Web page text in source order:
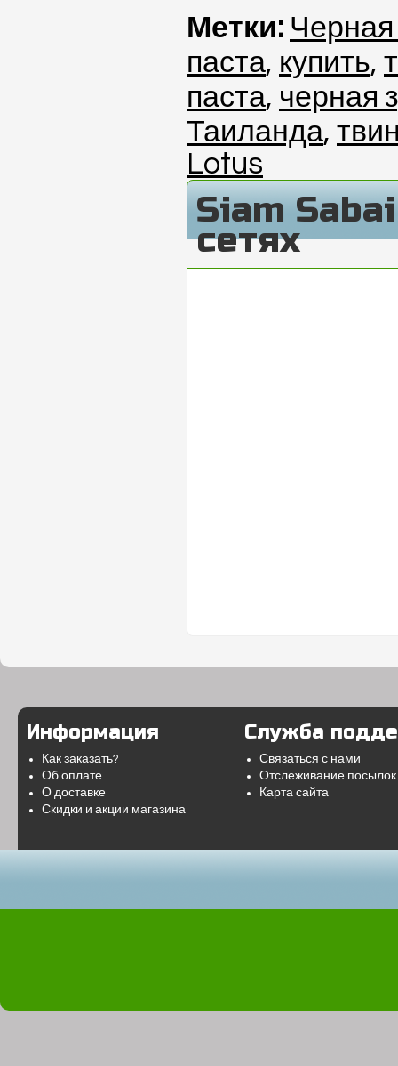
Метки: Черная
паста, купить,
паста, черная
Таиланда,
Lotus
Siam
сетях
Информация
Как заказать?
Об оплате
О доставке
Скидки и акции магазина
Служба
Связаться с нами
Отслеживание посылок
Карта сайта